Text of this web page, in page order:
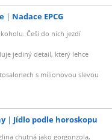
Nadace EPCG
Češi do nich jezdí
jediný detail, který lehce
s milionovou slevou
Jídlo podle horoskopu
chutná jako gorgonzola,